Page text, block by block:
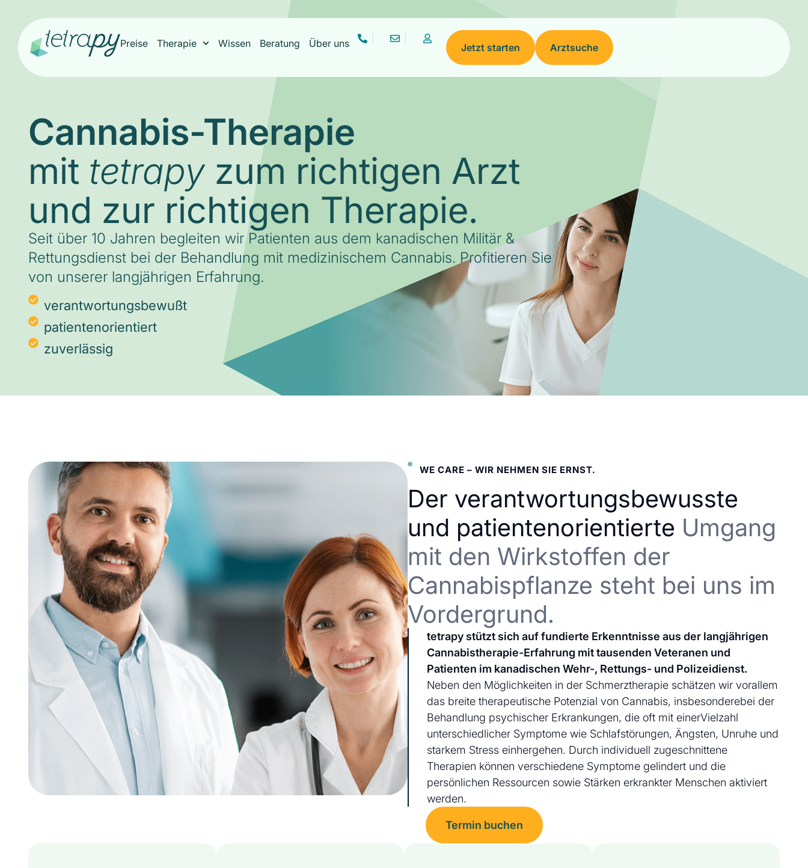
Preise Therapie Wissen Beratung Über uns Jetzt starten Arztsuche
Cannabis-Therapie
mit tetrapyzum richtigen Arzt
und zur richtigen Therapie.
Seit über 10 Jahren begleiten wir Patienten aus dem kanadischen Militär &
Rettungsdienst bei der Behandlung mit medizinischem Cannabis. Profitieren Sie
von unserer langjährigen Erfahrung.
verantwortungsbewußt
patientenorientiert
zuverlässig
WE CARE – WIR NEHMEN SIE ERNST.
Der verantwortungsbewusste
und patientenorientierte Umgang
mit den Wirkstoffen der
Cannabispflanze steht bei uns im
Vordergrund.
tetrapy stützt sich auf fundierte Erkenntnisse aus der langjährigen
Cannabistherapie-Erfahrung mit tausenden Veteranen und
Patienten im kanadischen Wehr-, Rettungs- und Polizeidienst.
Neben den Möglichkeiten in der Schmerztherapie schätzen wir vorallem
das breite therapeutische Potenzial von Cannabis, insbesonderebei der
Behandlung psychischer Erkrankungen, die oft mit einerVielzahl
unterschiedlicher Symptome wie Schlafstörungen, Ängsten, Unruhe und
starkem Stress einhergehen. Durch individuell zugeschnittene
Therapien können verschiedene Symptome gelindert und die
persönlichen Ressourcen sowie Stärken erkrankter Menschen aktiviert
werden.
Termin buchen